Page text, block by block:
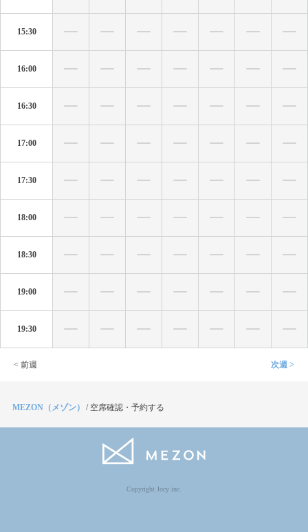
15:30
16:00
16:30
17:00
17:30
18:00
18:30
19:00
19:30
< 前週 次週 >
MEZON（メゾン） / 空席確認・予約する
Copyright Jocy inc.